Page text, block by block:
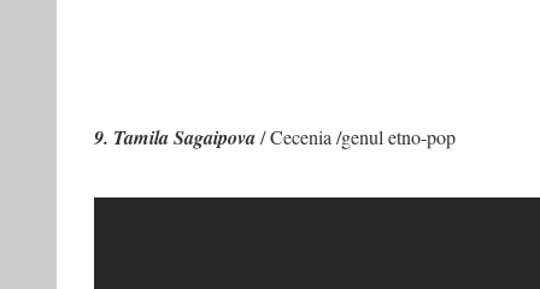
9. Tamila Sagaipova/ Cecenia /genul etno-pop